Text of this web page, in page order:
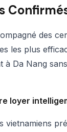
des
les plus
à Da Nang
loyer
vietnamiens